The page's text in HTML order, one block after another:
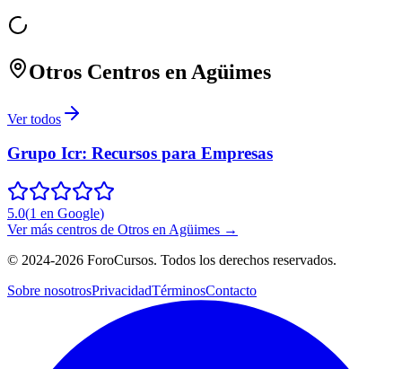
Otros Centros en Agüimes
Ver todos
Grupo Icr: Recursos para Empresas
5.0(1 en Google)
Ver más centros de Otros en Agüimes →
© 2024-2026 ForoCursos. Todos los derechos reservados.
Sobre nosotrosPrivacidadTérminosContacto